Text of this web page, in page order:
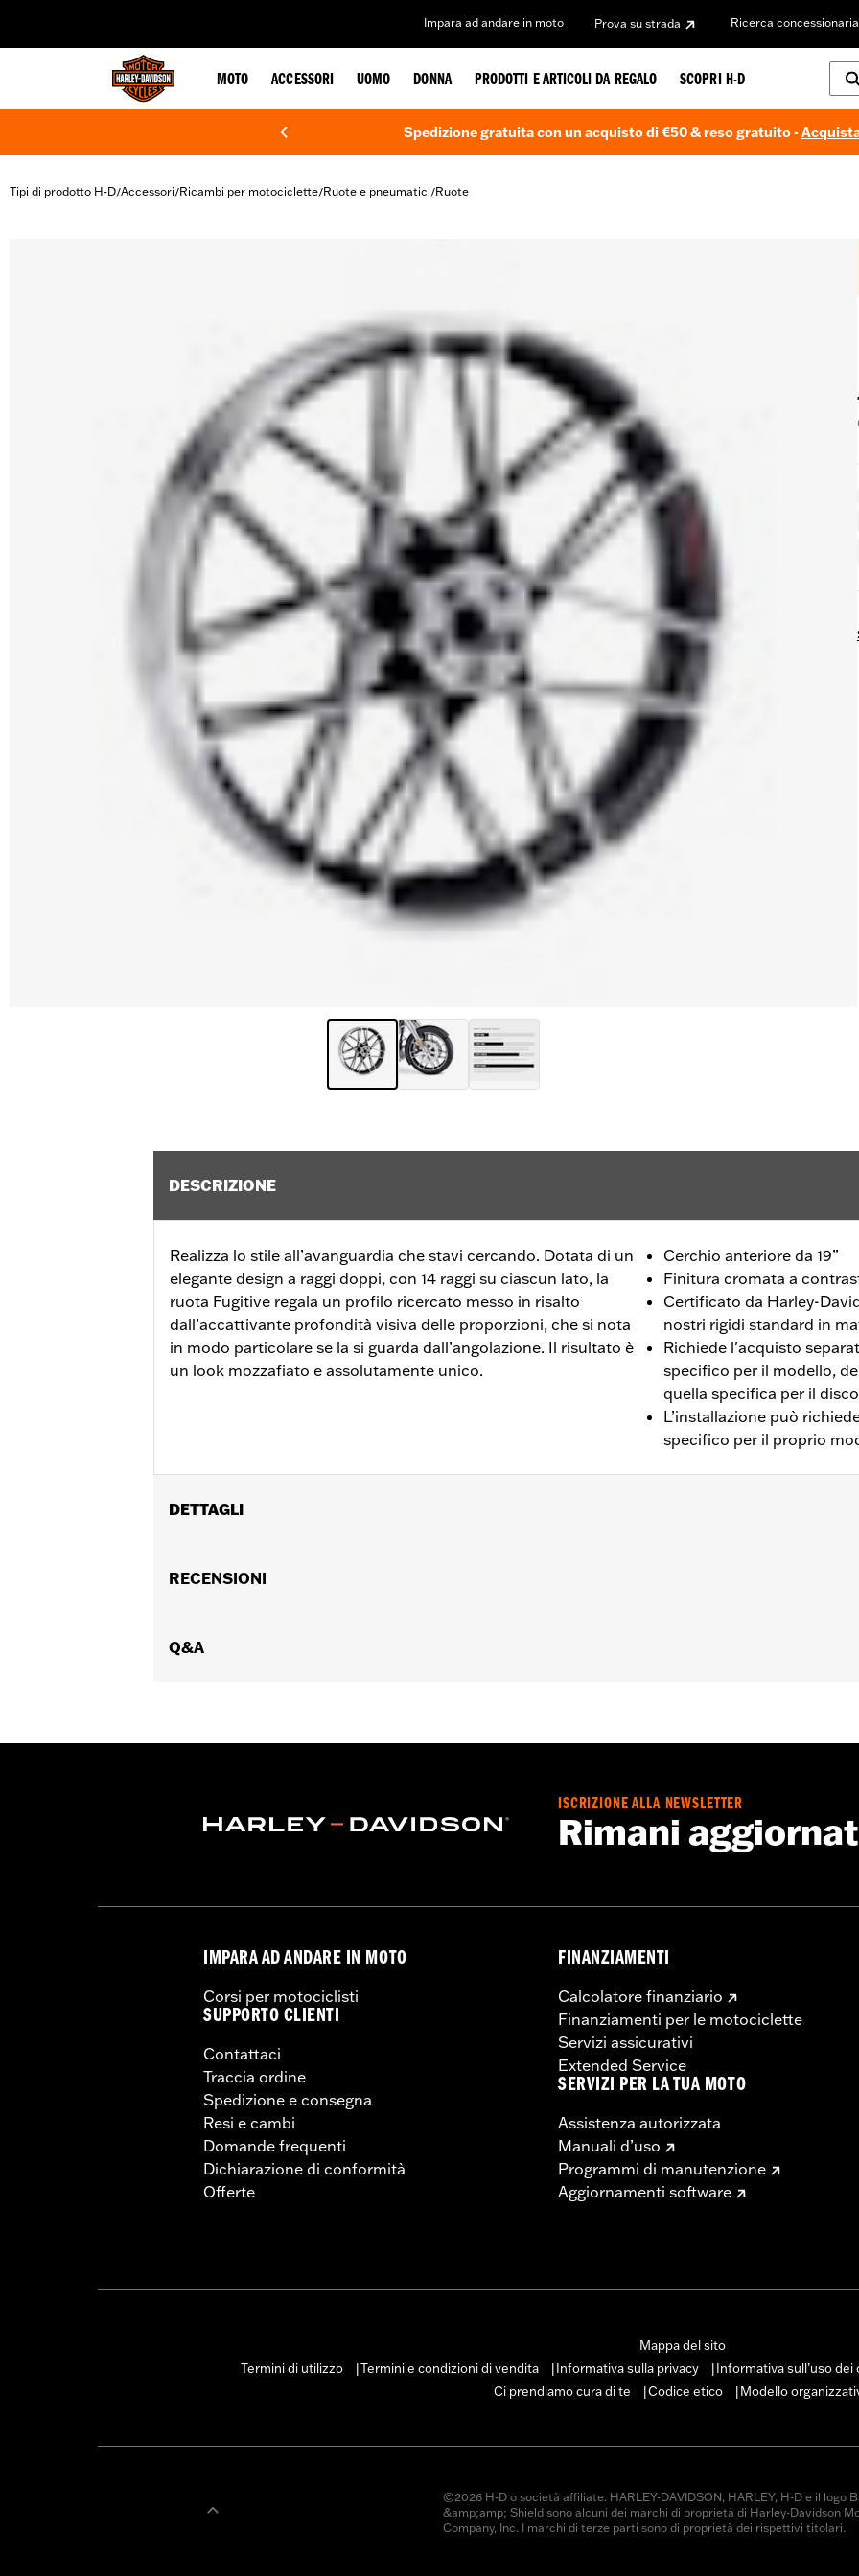
Impara ad andare in moto Prova su strada Ricerca concessionaria
MOTO ACCESSORI UOMO DONNA PRODOTTI E ARTICOLI DA REGALO SCOPRI H-D
Spedizione gratuita con un acquisto di €50 & reso gratuito -
Tipi di prodotto H-D/Accessori/Ricambi per motociclette/Ruote e pneumatici/Ruote
DESCRIZIONE
Realizza lo stile all’avanguardia che stavi cercando. Dotata di un
elegante design a raggi doppi, con 14 raggi su ciascun lato, la
ruota Fugitive regala un profilo ricercato messo in risalto
dall’accattivante profondità visiva delle proporzioni, che si nota
in modo particolare se la si guarda dall’angolazione. Il risultato è
un look mozzafiato e assolutamente unico.
Cerchio anteriore da 19”
Finitura cromata a
Certificato da Harley-
nostri rigidi standard in
Richiede l'acquisto
specifico per il modello,
quella specifica per il
L’installazione può
specifico per il proprio
DETTAGLI
FLHXU dal '25 in poi richiedono l'acquisto separato di due kit disco del freno P/N 41500212.
Venduto/i separatamente:
Dimensione cerchio:19 Inch
l'acquisto del cerchio e dello pneumatico specifico per il modello.
RECENSIONI
Q&A
ISCRIZIONE ALLA NEWSLETTER
Rimani
IMPARA AD ANDARE IN MOTO
Corsi per motociclisti
SUPPORTO CLIENTI
Contattaci
Traccia ordine
Spedizione e consegna
Resi e cambi
Domande frequenti
Dichiarazione di conformità
Offerte
FINANZIAMENTI
Calcolatore finanziario
Finanziamenti per le motociclette
Servizi assicurativi
Extended Service
SERVIZI PER LA TUA MOTO
Assistenza autorizzata
Manuali d’uso
Programmi di manutenzione
Aggiornamenti software
Mappa del sito
Termini di utilizzo
Termini e condizioni di vendita Informativa sulla privacy
Informativa sull’uso dei
Ci prendiamo cura di te
Codice etico Modello
©2026 H-D o società affiliate. HARLEY-DAVIDSON, HARLEY, H-D e il logo
&amp;amp; Shield sono alcuni dei marchi di proprietà di Harley-Davidson
Company, Inc. I marchi di terze parti sono di proprietà dei rispettivi titolari.